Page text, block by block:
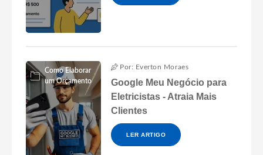
Como Elaborar
um Orçamento
Por: Everton Moraes
Google Meu Negócio para
Eletricistas - Atraia Mais
Clientes
LER ARTIGO